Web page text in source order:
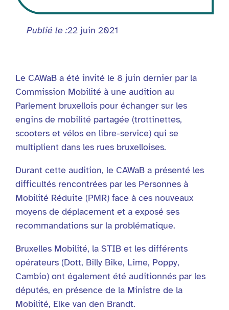
Publié le :22 juin 2021
Le CAWaB a été invité le 8 juin dernier par la
Commission Mobilité à une audition au
Parlement bruxellois pour échanger sur les
engins de mobilité partagée (trottinettes,
scooters et vélos en libre-service) qui se
multiplient dans les rues bruxelloises.
Durant cette audition, le CAWaB a présenté les
difficultés rencontrées par les Personnes à
Mobilité Réduite (PMR) face à ces nouveaux
moyens de déplacement et a exposé ses
recommandations sur la problématique.
Bruxelles Mobilité, la STIB et les différents
opérateurs (Dott, Billy Bike, Lime, Poppy,
Cambio) ont également été auditionnés par les
députés, en présence de la Ministre de la
Mobilité, Elke van den Brandt.